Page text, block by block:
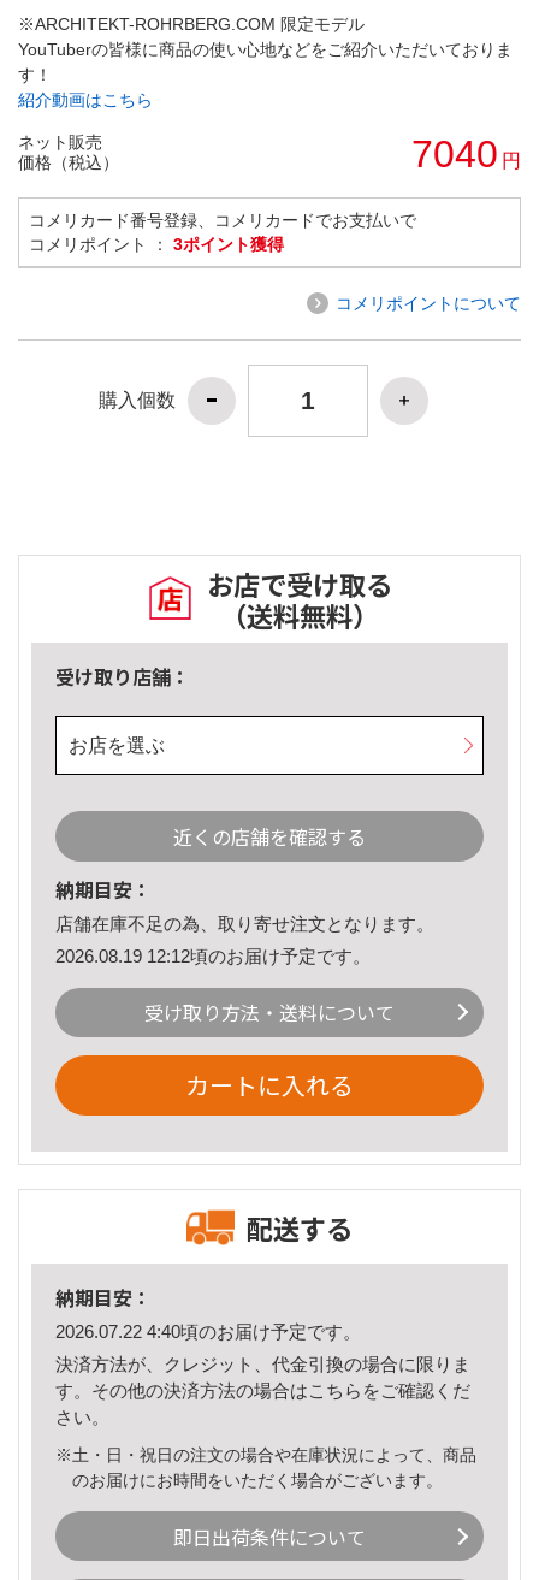
※ARCHITEKT-ROHRBERG.COM 限定モデル
YouTuberの皆様に商品の使い心地などをご紹介いただいておりま
す！
紹介動画はこちら
ネット販売
価格（税込）
7040 円
コメリカード番号登録、コメリカードでお支払いで
コメリポイント ： 3ポイント獲得
コメリポイントについて
購入個数
お店で受け取る
（送料無料）
受け取り店舗：
お店を選ぶ
近くの店舗を確認する
納期目安：
店舗在庫不足の為、取り寄せ注文となります。
2026.08.19 12:12頃のお届け予定です。
受け取り方法・送料について
カートに入れる
配送する
納期目安：
2026.07.22 4:40頃のお届け予定です。
決済方法が、クレジット、代金引換の場合に限りま
す。その他の決済方法の場合はこちら をご確認くだ
さい。
※土・日・祝日の注文の場合や在庫状況によって、商品
のお届けにお時間をいただく場合がございます。
即日出荷条件について